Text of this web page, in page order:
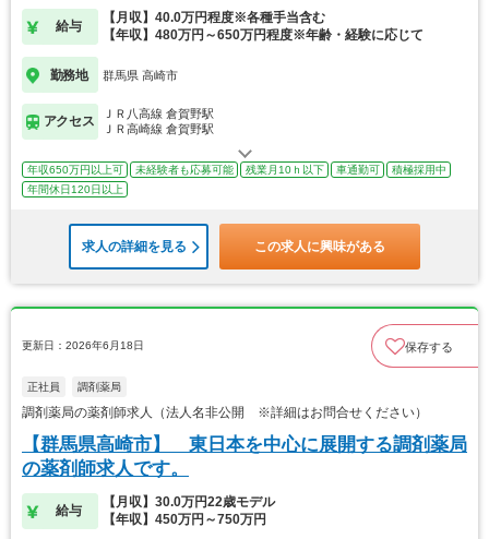
給与
【月収】40.0万円程度※各種手当含む
【年収】480万円～650万円程度※年齢・経験に応じて
勤務地 群馬県 高崎市
アクセス
ＪＲ八高線 倉賀野駅
ＪＲ高崎線 倉賀野駅
年収650万円以上可 未経験者も応募可能 残業月10ｈ以下 車通勤可
積極採用中
年間休日120日以上
求人の詳細を見る この求人に興味がある
更新日：2026年6月18日 保存する
正社員 調剤薬局
調剤薬局の薬剤師求人（法人名非公開 ※詳細はお問合せください）
【群馬県高崎市】 東日本を中心に展開する調剤薬局
の薬剤師求人です。
給与
【月収】30.0万円22歳モデル
【年収】450万円～750万円